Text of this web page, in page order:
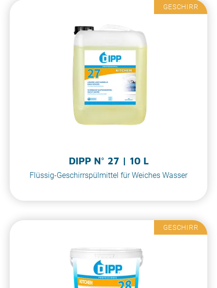
GESCHIRR
DIPP N° 27 | 10 L
Flüssig-Geschirrspülmittel für Weiches Wasser
GESCHIRR